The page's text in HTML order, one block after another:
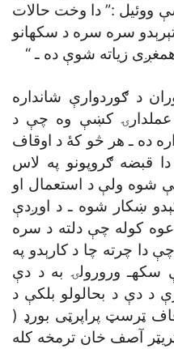
ووئيل :” دا وخت حالات
سره سره د سکهانو
زياته شوې ده ـ “
د ګوردوارې شانداره
عملدارۍ کښې وه چې د
ده ـ هر څو کۀ د اوقاف
قبضه ګروپونو په لاس
شوه ولې د استعمال او
ښکار شوه ـ د اوږدې
کوله چې دلته د سره
دا چرته چا د کارېدو په
ورورولۍ به د دې
د دې د بحالولو بلکې د
ټرسټ پراپرټى بورډ (
آصف خان ترمخه کله